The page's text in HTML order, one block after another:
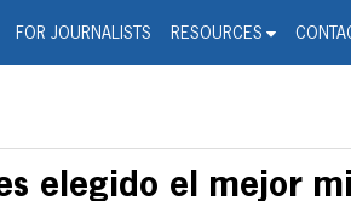
FOR JOURNALISTS RESOURCES
Release
elegido el mejor